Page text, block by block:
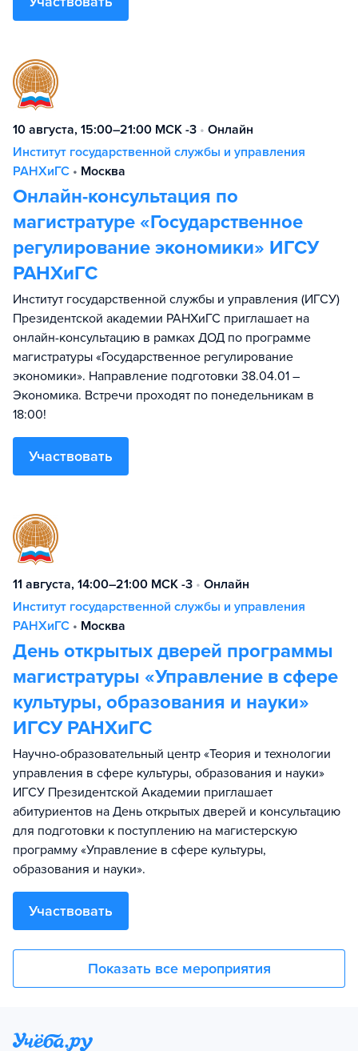
10 августа, 15:00–21:00 МСК -3 • Онлайн
Институт государственной службы и управления
РАНХиГС • Москва
Онлайн-консультация по
магистратуре «Государственное
регулирование экономики» ИГСУ
РАНХиГС
Институт государственной службы и управления (ИГСУ)
Президентской академии РАНХиГС приглашает на
онлайн-консультацию в рамках ДОД по программе
магистратуры «Государственное регулирование
экономики». Направление подготовки 38.04.01 –
Экономика. Встречи проходят по понедельникам в
18:00!
Участвовать
11 августа, 14:00–21:00 МСК -3 • Онлайн
Институт государственной службы и управления
РАНХиГС • Москва
День открытых дверей программы
магистратуры «Управление в сфере
культуры, образования и науки»
ИГСУ РАНХиГС
Научно-образовательный центр «Теория и технологии
управления в сфере культуры, образования и науки»
ИГСУ Президентской Академии приглашает
абитуриентов на День открытых дверей и консультацию
для подготовки к поступлению на магистерскую
программу «Управление в сфере культуры,
образования и науки».
Участвовать
Показать все мероприятия